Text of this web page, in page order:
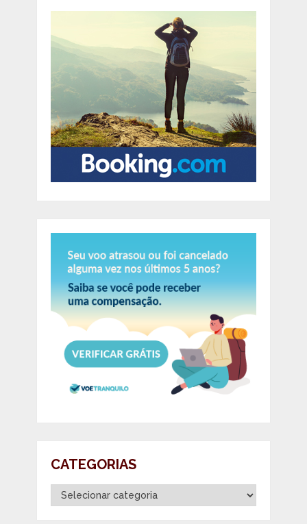
CATEGORIAS
Categorias